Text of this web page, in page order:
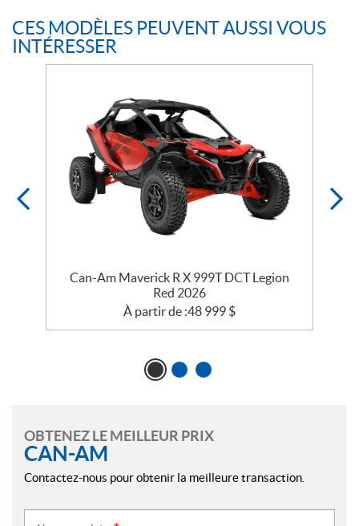
CES MODÈLES PEUVENT AUSSI VOUS
INTÉRESSER
Can-Am Maverick R X 999T DCT Legion
Red 2026
À partir de :48 999 $
OBTENEZ LE MEILLEUR PRIX
CAN-AM
Contactez-nous pour obtenir la meilleure transaction.